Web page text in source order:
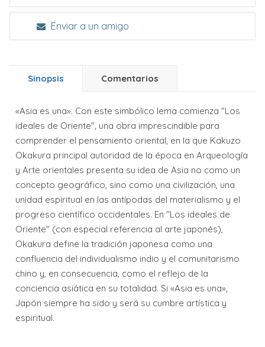
Enviar a un amigo
Sinopsis Comentarios
«Asia es una». Con este simbólico lema comienza "Los
ideales de Oriente", una obra imprescindible para
comprender el pensamiento oriental, en la que Kakuzo
Okakura principal autoridad de la época en Arqueología
y Arte orientales presenta su idea de Asia no como un
concepto geográfico, sino como una civilización, una
unidad espiritual en las antípodas del materialismo y el
progreso científico occidentales. En "Los ideales de
Oriente" (con especial referencia al arte japonés),
Okakura define la tradición japonesa como una
confluencia del individualismo indio y el comunitarismo
chino y, en consecuencia, como el reflejo de la
conciencia asiática en su totalidad. Si «Asia es una»,
Japón siempre ha sido y será su cumbre artística y
espiritual.